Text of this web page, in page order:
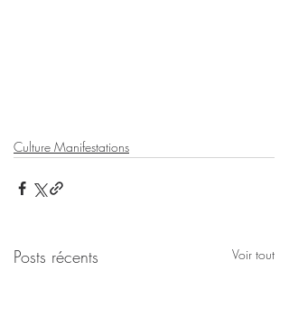
Culture Manifestations
Posts récents Voir tout